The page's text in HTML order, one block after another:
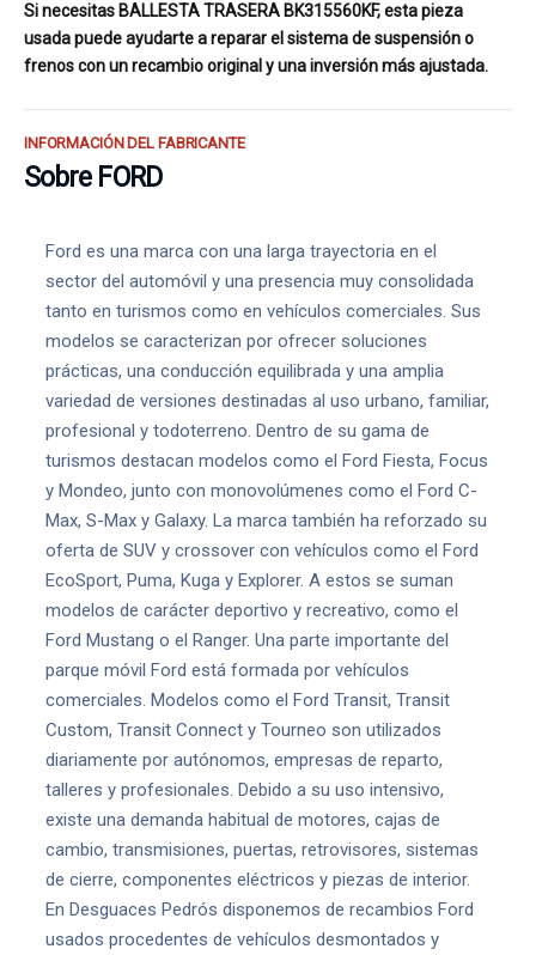
Si necesitas BALLESTA TRASERA BK315560KF, esta pieza
usada puede ayudarte a reparar el sistema de suspensión o
frenos con un recambio original y una inversión más ajustada.
INFORMACIÓN DEL FABRICANTE
Sobre FORD
Ford es una marca con una larga trayectoria en el
sector del automóvil y una presencia muy consolidada
tanto en turismos como en vehículos comerciales. Sus
modelos se caracterizan por ofrecer soluciones
prácticas, una conducción equilibrada y una amplia
variedad de versiones destinadas al uso urbano, familiar,
profesional y todoterreno. Dentro de su gama de
turismos destacan modelos como el Ford Fiesta, Focus
y Mondeo, junto con monovolúmenes como el Ford C-
Max, S-Max y Galaxy. La marca también ha reforzado su
oferta de SUV y crossover con vehículos como el Ford
EcoSport, Puma, Kuga y Explorer. A estos se suman
modelos de carácter deportivo y recreativo, como el
Ford Mustang o el Ranger. Una parte importante del
parque móvil Ford está formada por vehículos
comerciales. Modelos como el Ford Transit, Transit
Custom, Transit Connect y Tourneo son utilizados
diariamente por autónomos, empresas de reparto,
talleres y profesionales. Debido a su uso intensivo,
existe una demanda habitual de motores, cajas de
cambio, transmisiones, puertas, retrovisores, sistemas
de cierre, componentes eléctricos y piezas de interior.
En Desguaces Pedrós disponemos de recambios Ford
usados procedentes de vehículos desmontados y